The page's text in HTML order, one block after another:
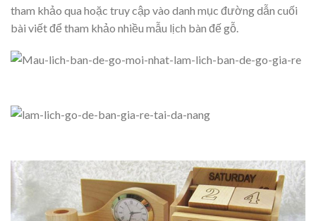
tham khảo qua hoặc truy cập vào danh mục đường dẫn cuối
bài viết để tham khảo nhiều mẫu lịch bàn đế gỗ.